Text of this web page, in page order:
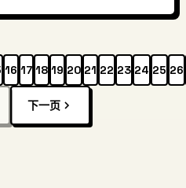
16 17 18 19 20 21 22 23 24 25 26
下一页